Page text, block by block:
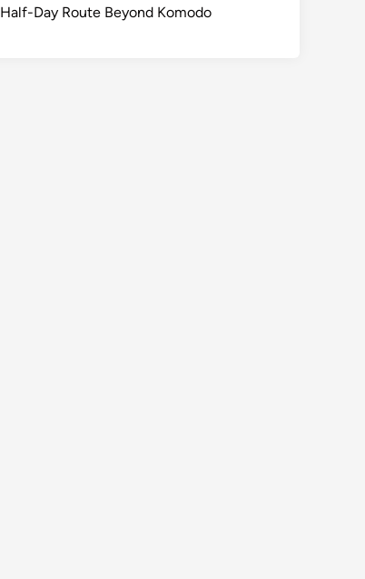
Half-Day Route Beyond Komodo